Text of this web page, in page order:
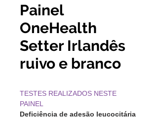
Painel
OneHealth
Setter Irlandês
ruivo e branco
TESTES REALIZADOS NESTE
PAINEL
Deficiência de adesão leucocitária